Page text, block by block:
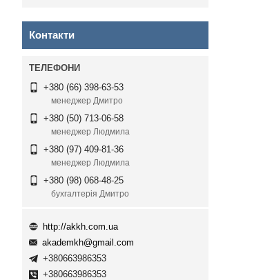
Контакти
+380 (66) 398-63-53
менеджер Дмитро
+380 (50) 713-06-58
менеджер Людмила
+380 (97) 409-81-36
менеджер Людмила
+380 (98) 068-48-25
бухгалтерія Дмитро
http://akkh.com.ua
akademkh@gmail.com
+380663986353
+380663986353